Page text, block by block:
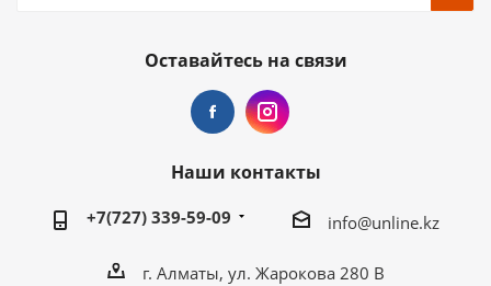
Оставайтесь на связи
Наши контакты
+7(727) 339-59-09 info@unline.kz
г. Алматы, ул. Жарокова 280 В